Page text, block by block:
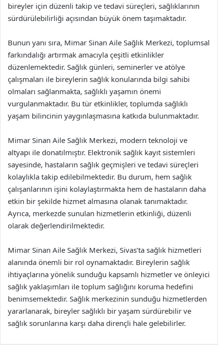
bireyler için düzenli takip ve tedavi süreçleri, sağlıklarının
sürdürülebilirliği açısından büyük önem taşımaktadır.
Bunun yanı sıra, Mimar Sinan Aile Sağlık Merkezi, toplumsal
farkındalığı artırmak amacıyla çeşitli etkinlikler
düzenlemektedir. Sağlık günleri, seminerler ve atölye
çalışmaları ile bireylerin sağlık konularında bilgi sahibi
olmaları sağlanmakta, sağlıklı yaşamın önemi
vurgulanmaktadır. Bu tür etkinlikler, toplumda sağlıklı
yaşam bilincinin yaygınlaşmasına katkıda bulunmaktadır.
Mimar Sinan Aile Sağlık Merkezi, modern teknoloji ve
altyapı ile donatılmıştır. Elektronik sağlık kayıt sistemleri
sayesinde, hastaların sağlık geçmişleri ve tedavi süreçleri
kolaylıkla takip edilebilmektedir. Bu durum, hem sağlık
çalışanlarının işini kolaylaştırmakta hem de hastaların daha
etkin bir şekilde hizmet almasına olanak tanımaktadır.
Ayrıca, merkezde sunulan hizmetlerin etkinliği, düzenli
olarak değerlendirilmektedir.
Mimar Sinan Aile Sağlık Merkezi, Sivas’ta sağlık hizmetleri
alanında önemli bir rol oynamaktadır. Bireylerin sağlık
ihtiyaçlarına yönelik sunduğu kapsamlı hizmetler ve önleyici
sağlık yaklaşımları ile toplum sağlığını koruma hedefini
benimsemektedir. Sağlık merkezinin sunduğu hizmetlerden
yararlanarak, bireyler sağlıklı bir yaşam sürdürebilir ve
sağlık sorunlarına karşı daha dirençli hale gelebilirler.